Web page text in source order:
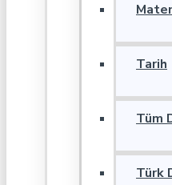
Tarih
Tüm
Türk